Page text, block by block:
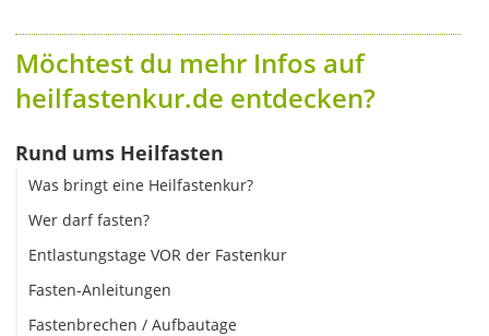
Möchtest du mehr Infos auf
heilfastenkur.de entdecken?
Rund ums Heilfasten
Was bringt eine Heilfastenkur?
Wer darf fasten?
Entlastungstage VOR der Fastenkur
Fasten-Anleitungen
Fastenbrechen / Aufbautage